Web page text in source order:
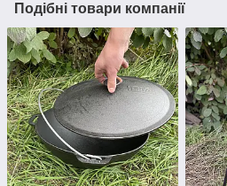
Подібні товари компанії